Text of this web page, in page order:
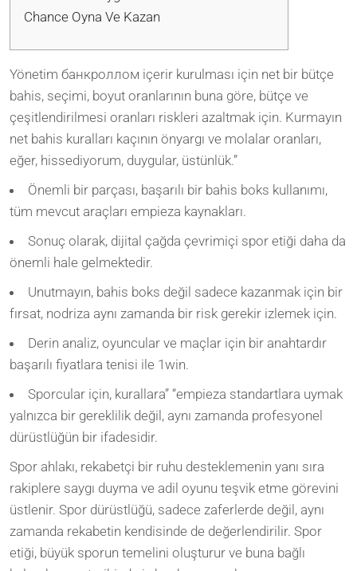
Chance Oyna Ve Kazan
Yönetim банкроллом içerir kurulması için net bir bütçe
bahis, seçimi, boyut oranlarının buna göre, bütçe ve
çeşitlendirilmesi oranları riskleri azaltmak için. Kurmayın
net bahis kuralları kaçının önyargı ve molalar oranları,
eğer, hissediyorum, duygular, üstünlük.”
Önemli bir parçası, başarılı bir bahis boks kullanımı,
tüm mevcut araçları empieza kaynakları.
Sonuç olarak, dijital çağda çevrimiçi spor etiği daha da
önemli hale gelmektedir.
Unutmayın, bahis boks değil sadece kazanmak için bir
fırsat, nodriza aynı zamanda bir risk gerekir izlemek için.
Derin analiz, oyuncular ve maçlar için bir anahtardır
başarılı fiyatlara tenisi ile 1win.
Sporcular için, kurallara” “empieza standartlara uymak
yalnızca bir gereklilik değil, aynı zamanda profesyonel
dürüstlüğün bir ifadesidir.
Spor ahlakı, rekabetçi bir ruhu desteklemenin yanı sıra
rakiplere saygı duyma ve adil oyunu teşvik etme görevini
üstlenir. Spor dürüstlüğü, sadece zaferlerde değil, aynı
zamanda rekabetin kendisinde de değerlendirilir. Spor
etiği, büyük sporun temelini oluşturur ve buna bağlı